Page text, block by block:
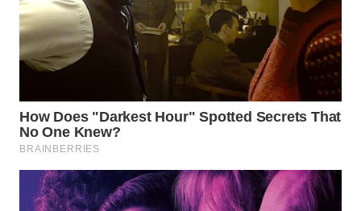
WN
DAIRI
TOBA
WN
NIAS